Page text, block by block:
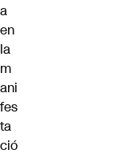
a
en
la
m
ani
fes
ta
ció